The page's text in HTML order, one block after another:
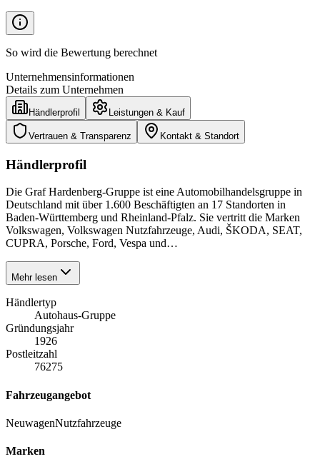
So wird die Bewertung berechnet
Unternehmensinformationen
Details zum Unternehmen
Händlerprofil Leistungen & Kauf
Vertrauen & Transparenz Kontakt & Standort
Händlerprofil
Die Graf Hardenberg-Gruppe ist eine Automobilhandelsgruppe in
Deutschland mit über 1.600 Beschäftigten an 17 Standorten in
Baden-Württemberg und Rheinland-Pfalz. Sie vertritt die Marken
Volkswagen, Volkswagen Nutzfahrzeuge, Audi, ŠKODA, SEAT,
CUPRA, Porsche, Ford, Vespa und…
Mehr lesen
Händlertyp
Autohaus-Gruppe
Gründungsjahr
1926
Postleitzahl
76275
Fahrzeugangebot
NeuwagenNutzfahrzeuge
Marken